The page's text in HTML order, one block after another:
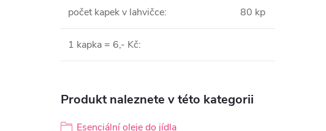
počet kapek v lahvičce: 80 kp
1 kapka = 6,- Kč:
Produkt naleznete v této kategorii
Esenciální oleje do jídla